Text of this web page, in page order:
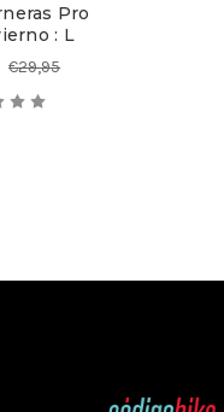
Pro
: L
€29,95